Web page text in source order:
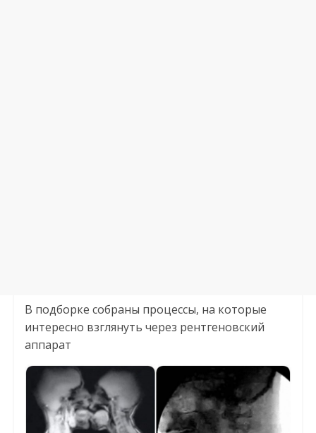
В подборке собраны процессы, на которые
интересно взглянуть через рентгеновский
аппарат